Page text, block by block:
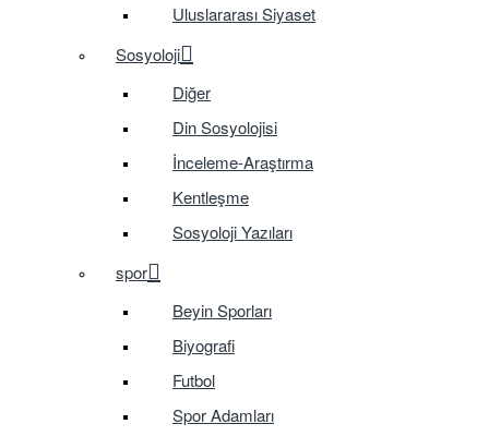
Uluslararası Siyaset
Sosyoloji
Diğer
Din Sosyolojisi
İnceleme-Araştırma
Kentleşme
Sosyoloji Yazıları
spor
Beyin Sporları
Biyografi
Futbol
Spor Adamları